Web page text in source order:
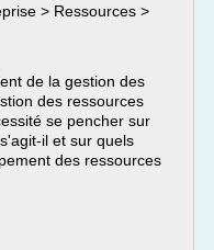
> Ressources >
de la gestion des
des ressources
se pencher sur
il et sur quels
des ressources